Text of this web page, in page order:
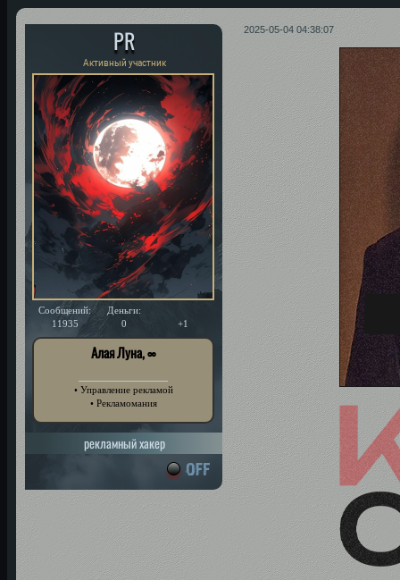
2025-05-04 04:38:07
PR
Активный участник
Сообщений:
11935
Деньги:
0
+1
Алая Луна, ∞
• Управление рекламой
• Рекламомания
рекламный хакер